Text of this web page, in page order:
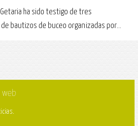
ha sido testigo de tres
bautizos de buceo organizadas por...